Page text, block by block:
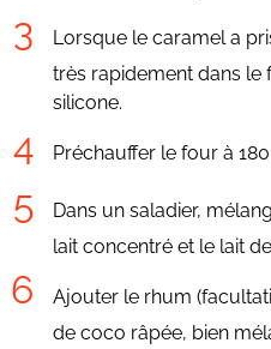
Lorsque le caramel a
très rapidement dans le
silicone.
Préchauffer le four à
Dans un saladier,
lait concentré et le lait
Ajouter le rhum
de coco râpée, bien